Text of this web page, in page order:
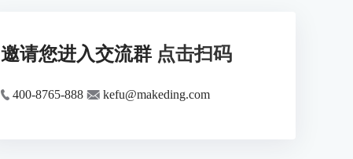
邀请您进入交流群 点击扫码
400-8765-888 kefu@makeding.com